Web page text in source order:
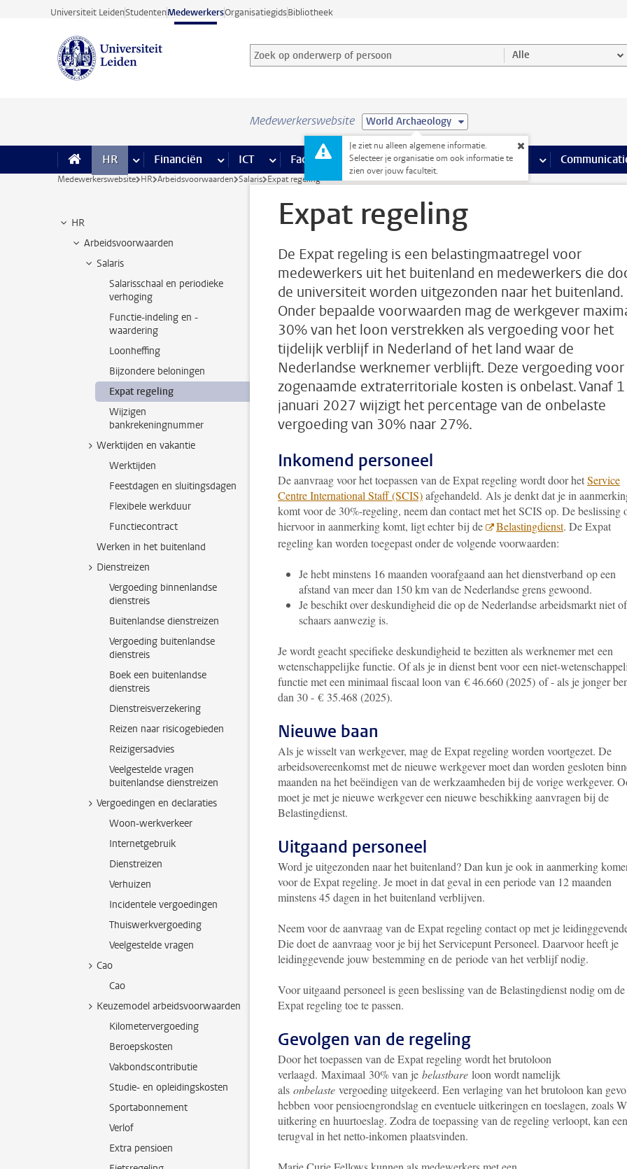
Ga direct naar de inhoud
Universiteit LeidenStudentenMedewerkersOrganisatiegidsBibliotheek
Zoek op onderwerp of persoon en selecteer categorie
Zoekterm Alle
Medewerkerswebsite World Archaeology
Je ziet nu alleen algemene informatie.
Selecteer je organisatie om ook informatie te
zien over jouw faculteit.
HR meer HR pagina’s
Financiën meer Financiën pagina’s
ICT meer ICT pagina’s
Faciliteiten meer Faciliteiten pagina’s
Onderwijs meer Onderwijs pagina’s
Onderzoek meer Onderzoek
Medewerkerswebsite HR Arbeidsvoorwaarden Salaris Expat regeling
HR
Arbeidsvoorwaarden
Salaris
Salarisschaal en periodieke
verhoging
Functie-indeling en -
waardering
Loonheffing
Bijzondere beloningen
Expat regeling
Wijzigen
bankrekeningnummer
Werktijden en vakantie
Werktijden
Feestdagen en sluitingsdagen
Flexibele werkduur
Functiecontract
Werken in het buitenland
Dienstreizen
Vergoeding binnenlandse
dienstreis
Buitenlandse dienstreizen
Vergoeding buitenlandse
dienstreis
Boek een buitenlandse
dienstreis
Dienstreisverzekering
Reizen naar risicogebieden
Reizigersadvies
Veelgestelde vragen
buitenlandse dienstreizen
Vergoedingen en declaraties
Woon-werkverkeer
Internetgebruik
Dienstreizen
Verhuizen
Incidentele vergoedingen
Thuiswerkvergoeding
Veelgestelde vragen
Cao
Cao
Keuzemodel arbeidsvoorwaarden
Kilometervergoeding
Beroepskosten
Vakbondscontributie
Studie- en opleidingskosten
Sportabonnement
Verlof
Extra pensioen
Expat regeling
De Expat regeling is een belastingmaatregel voor
medewerkers uit het buitenland en medewerkers die
de universiteit worden uitgezonden naar het buitenland.
Onder bepaalde voorwaarden mag de werkgever
30% van het loon verstrekken als vergoeding voor het
tijdelijk verblijf in Nederland of het land waar de
Nederlandse werknemer verblijft. Deze vergoeding voor
zogenaamde extraterritoriale kosten is onbelast. Vanaf 1
januari 2027 wijzigt het percentage van de onbelaste
vergoeding van 30% naar 27%.
Inkomend personeel
De aanvraag voor het toepassen van de Expat regeling wordt door hetService
Centre International Staff (SCIS)afgehandeld. Als je denkt dat je in
komt voor de 30%-regeling, neem dan contact met het SCIS op. De beslissing
hiervoor in aanmerking komt, ligt echter bij de
Belastingdienst. De Expat
regeling kan worden toegepast onder de volgende voorwaarden:
Je hebt minstens 16 maanden voorafgaand aan het dienstverband op een
afstand van meer dan 150 km van de Nederlandse grens gewoond.
Je beschikt over deskundigheid die op de Nederlandse arbeidsmarkt niet of
schaars aanwezig is.
Je wordt geacht specifieke deskundigheid te bezitten als werknemer met een
wetenschappelijke functie. Of als je in dienst bent voor een niet-
functie met een minimaal fiscaal loon van € 46.660 (2025) of - als je jonger
dan 30 - € 35.468 (2025).
Nieuwe baan
Als je wisselt van werkgever, mag de Expat regeling worden voortgezet. De
arbeidsovereenkomst met de nieuwe werkgever moet dan worden gesloten
maanden na het beëindigen van de werkzaamheden bij de vorige werkgever.
moet je met je nieuwe werkgever een nieuwe beschikking aanvragen bij de
Belastingdienst.
Uitgaand personeel
Word je uitgezonden naar het buitenland? Dan kun je ook in aanmerking
voor de Expat regeling. Je moet in dat geval in een periode van 12 maanden
minstens 45 dagen in het buitenland verblijven.
Neem voor de aanvraag van de Expat regeling contact op met je
Die doet de aanvraag voor je bij het Servicepunt Personeel. Daarvoor heeft je
leidinggevende jouw bestemming en de periode van het verblijf nodig.
Voor uitgaand personeel is geen beslissing van de Belastingdienst nodig om de
Expat regeling toe te passen.
Gevolgen van de regeling
Door het toepassen van de Expat regeling wordt het brutoloon
verlaagd. Maximaal 30% van je belastbare loon wordt namelijk
als onbelaste vergoeding uitgekeerd. Een verlaging van het brutoloon kan
hebben voor pensioengrondslag en eventuele uitkeringen en toeslagen, zoals
uitkering en huurtoeslag. Zodra de toepassing van de regeling verloopt, kan een
terugval in het netto-inkomen plaatsvinden.